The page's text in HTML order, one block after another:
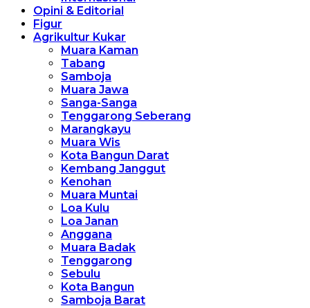
Opini & Editorial
Figur
Agrikultur Kukar
Muara Kaman
Tabang
Samboja
Muara Jawa
Sanga-Sanga
Tenggarong Seberang
Marangkayu
Muara Wis
Kota Bangun Darat
Kembang Janggut
Kenohan
Muara Muntai
Loa Kulu
Loa Janan
Anggana
Muara Badak
Tenggarong
Sebulu
Kota Bangun
Samboja Barat